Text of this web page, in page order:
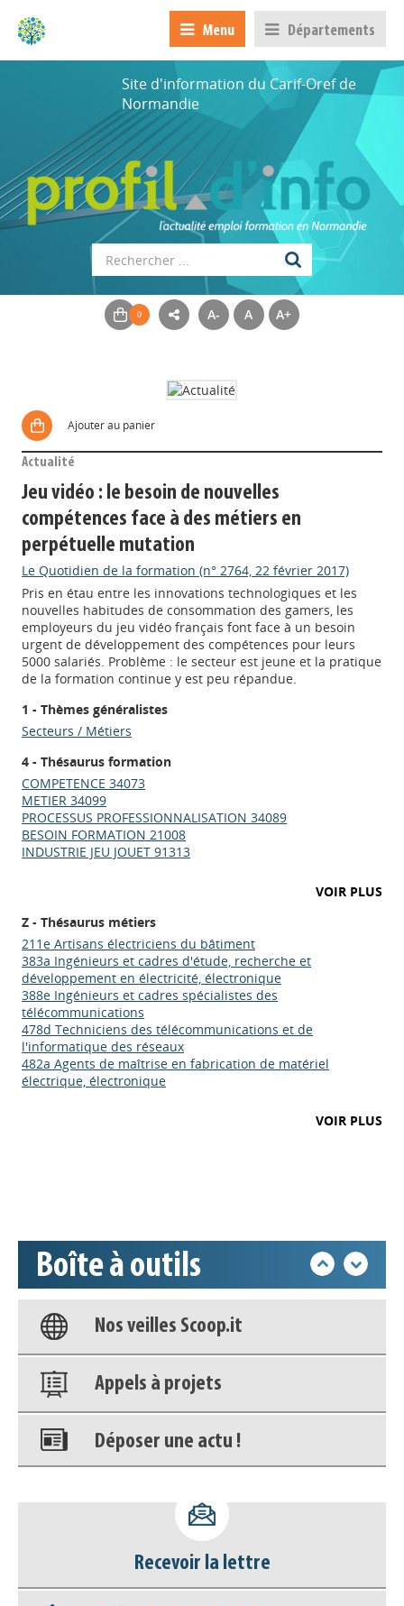
Menu Départements
Site d'information du Carif-Oref de
Normandie
A- A A+
Ajouter au panier
Actualité
Jeu vidéo : le besoin de nouvelles
compétences face à des métiers en
perpétuelle mutation
Le Quotidien de la formation (n° 2764, 22 février 2017)
Pris en étau entre les innovations technologiques et les
nouvelles habitudes de consommation des gamers, les
employeurs du jeu vidéo français font face à un besoin
urgent de développement des compétences pour leurs
5000 salariés. Problème : le secteur est jeune et la pratique
de la formation continue y est peu répandue.
1 - Thèmes généralistes
Secteurs / Métiers
4 - Thésaurus formation
COMPETENCE 34073
METIER 34099
PROCESSUS PROFESSIONNALISATION 34089
BESOIN FORMATION 21008
INDUSTRIE JEU JOUET 91313
VOIR PLUS
Z - Thésaurus métiers
211e Artisans électriciens du bâtiment
383a Ingénieurs et cadres d'étude, recherche et
développement en électricité, électronique
388e Ingénieurs et cadres spécialistes des
télécommunications
478d Techniciens des télécommunications et de
l'informatique des réseaux
482a Agents de maîtrise en fabrication de matériel
électrique, électronique
VOIR PLUS
Boîte à outils
Appels à projets
Base documentaire
Nos veilles Scoop.it
Appels à projets
Déposer une actu !
déconnecter)
Base documentaire
Recevoir la lettre